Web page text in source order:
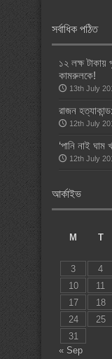
সর্বাধিক পঠিত
১২ লক্ষ টাকায়
কামরুলকে!
13th July
রাজন
12th July
‘পানি নাই
12th July
আর্কাইভ
M
T
3
4
10
11
17
18
24
25
31
« Sep